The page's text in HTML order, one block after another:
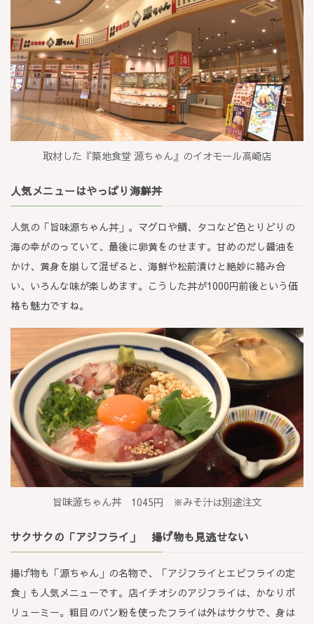
取材した『築地食堂 源ちゃん』のイオモール高崎店
人気メニューはやっぱり海鮮丼
人気の「旨味源ちゃん丼」。マグロや鯛、タコなど色とりどりの
海の幸がのっていて、最後に卵黄をのせます。甘めのだし醤油を
かけ、黄身を崩して混ぜると、海鮮や松前漬けと絶妙に絡み合
い、いろんな味が楽しめます。こうした丼が1000円前後という価
格も魅力ですね。
旨味源ちゃん丼 1045円 ※みそ汁は別途注文
サクサクの「アジフライ」 揚げ物も見逃せない
揚げ物も「源ちゃん」の名物で、「アジフライとエビフライの定
食」も人気メニューです。店イチオシのアジフライは、かなりボ
リューミー。粗目のパン粉を使ったフライは外はサクサで、身は